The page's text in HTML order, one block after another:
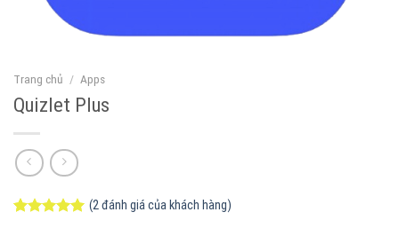
Trang chủ / Apps
Quizlet Plus
(2đánh giá của khách hàng)